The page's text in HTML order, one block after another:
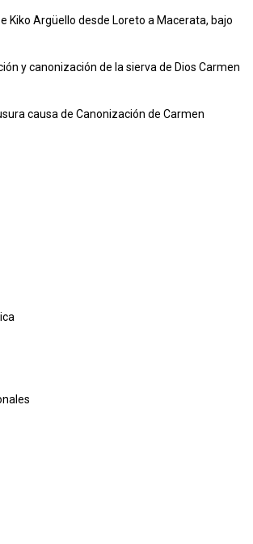
Kiko Argüello desde Loreto a Macerata, bajo
y canonización de la sierva de Dios Carmen
causa de Canonización de Carmen